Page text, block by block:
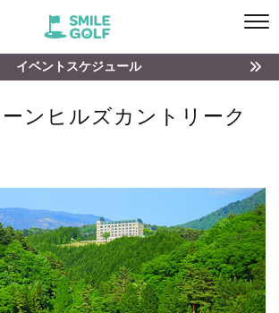
イベントスケジュール
ンヒルズカントリーク